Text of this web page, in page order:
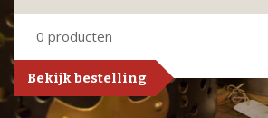
0 producten
Bekijk bestelling